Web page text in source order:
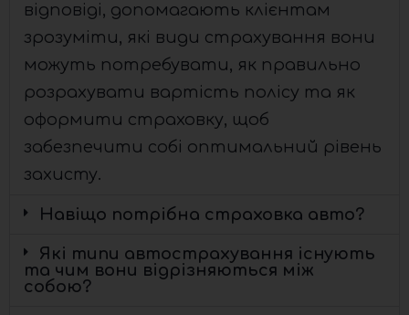
відповіді, допомагають клієнтам
зрозуміти, які види страхування вони
можуть потребувати, як правильно
розрахувати вартість полісу та як
оформити страховку, щоб
забезпечити собі оптимальний рівень
захисту.
Навіщо потрібна страховка авто?
Які типи автострахування існують
та чим вони відрізняються між
собою?